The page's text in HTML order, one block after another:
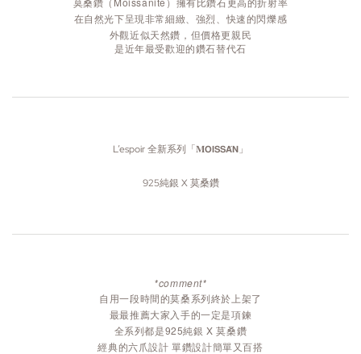
在自然光下呈現非常細緻、強烈、快速的閃爍感
外觀近似天然鑽，但價格更親民
是近年最受歡迎的鑽石替代石
L’espoir 全新系列「𝐌𝗢𝗜𝗦𝗦𝗔́𝗡」
925純銀 X 莫桑鑽
*comment*
自用一段時間的莫桑系列終於上架了
最最推薦大家入手的一定是項鍊
全系列都是925純銀 X 莫桑鑽
經典的六爪設計 單鑽設計簡單又百搭